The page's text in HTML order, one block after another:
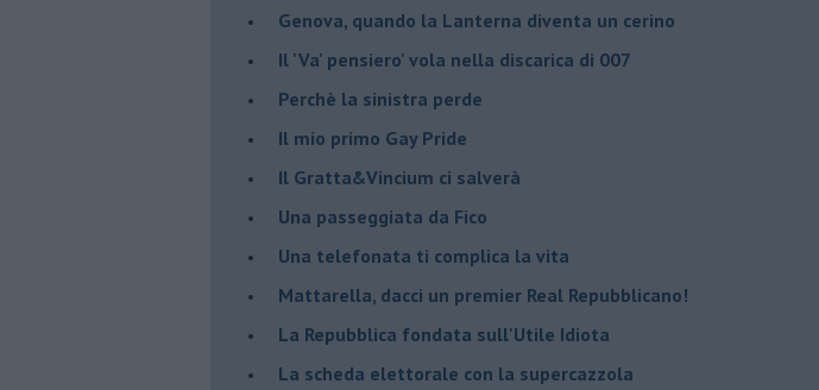
Genova, quando la Lanterna diventa un cerino
Il 'Va' pensiero' vola nella discarica di 007
Perchè la sinistra perde
Il mio primo Gay Pride
Il Gratta&Vincium ci salverà
Una passeggiata da Fico
Una telefonata ti complica la vita
Mattarella, dacci un premier Real Repubblicano!
La Repubblica fondata sull'Utile Idiota
La scheda elettorale con la supercazzola